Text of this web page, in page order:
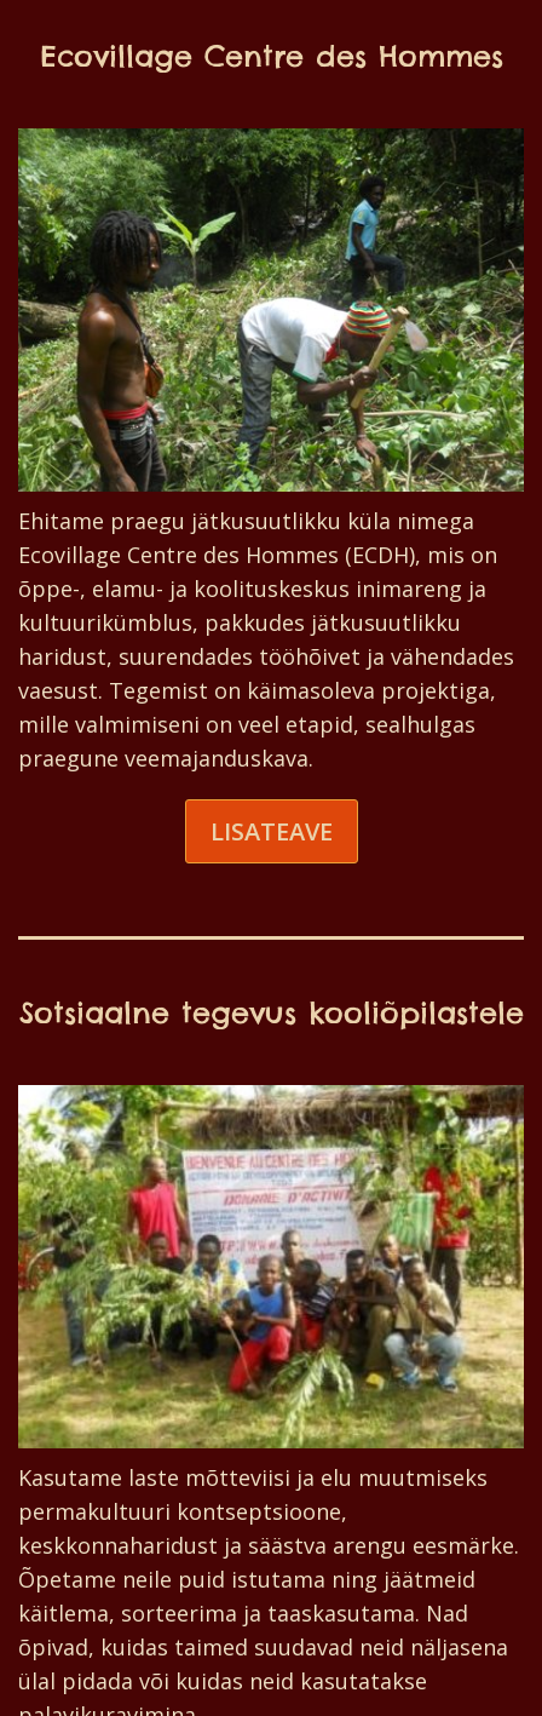
Ecovillage Centre des Hommes
Ehitame praegu jätkusuutlikku küla nimega
Ecovillage Centre des Hommes (ECDH), mis on
õppe-, elamu- ja koolituskeskus inimareng ja
kultuurikümblus, pakkudes jätkusuutlikku
haridust, suurendades tööhõivet ja vähendades
vaesust. Tegemist on käimasoleva projektiga,
mille valmimiseni on veel etapid, sealhulgas
praegune veemajanduskava.
LISATEAVE
Sotsiaalne tegevus kooliõpilastele
Kasutame laste mõtteviisi ja elu muutmiseks
permakultuuri kontseptsioone,
keskkonnaharidust ja säästva arengu eesmärke.
Õpetame neile puid istutama ning jäätmeid
käitlema, sorteerima ja taaskasutama. Nad
õpivad, kuidas taimed suudavad neid näljasena
ülal pidada või kuidas neid kasutatakse